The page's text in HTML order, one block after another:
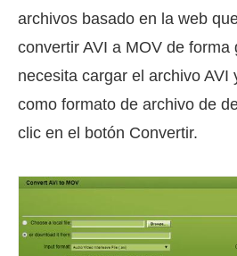
archivos basado en la web
convertir AVI a MOV de forma
necesita cargar el archivo AVI
como formato de archivo de
clic en el botón Convertir.